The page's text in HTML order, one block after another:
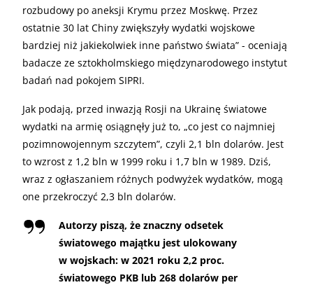
rozbudowy po aneksji Krymu przez Moskwę. Przez
ostatnie 30 lat Chiny zwiększyły wydatki wojskowe
bardziej niż jakiekolwiek inne państwo świata” - oceniają
badacze ze sztokholmskiego międzynarodowego instytut
badań nad pokojem SIPRI.
Jak podają, przed inwazją Rosji na Ukrainę światowe
wydatki na armię osiągnęły już to, „co jest co najmniej
pozimnowojennym szczytem”, czyli 2,1 bln dolarów. Jest
to wzrost z 1,2 bln w 1999 roku i 1,7 bln w 1989. Dziś,
wraz z ogłaszaniem różnych podwyżek wydatków, mogą
one przekroczyć 2,3 bln dolarów.
Autorzy piszą, że znaczny odsetek
światowego majątku jest ulokowany
w wojskach: w 2021 roku 2,2 proc.
światowego PKB lub 268 dolarów per